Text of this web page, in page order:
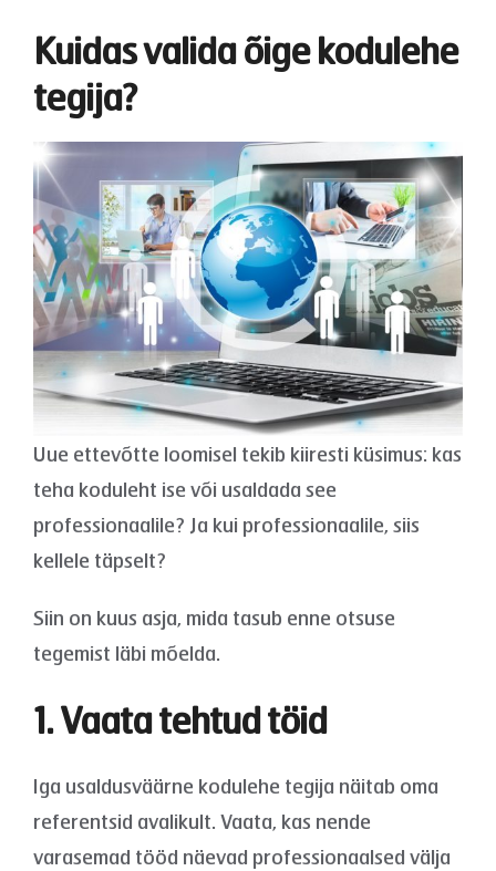
Kuidas valida õige kodulehe
tegija?
Uue ettevõtte loomisel tekib kiiresti küsimus: kas
teha koduleht ise või usaldada see
professionaalile? Ja kui professionaalile, siis
kellele täpselt?
Siin on kuus asja, mida tasub enne otsuse
tegemist läbi mõelda.
1. Vaata tehtud töid
Iga usaldusväärne kodulehe tegija näitab oma
referentsid avalikult. Vaata, kas nende
varasemad tööd näevad professionaalsed välja